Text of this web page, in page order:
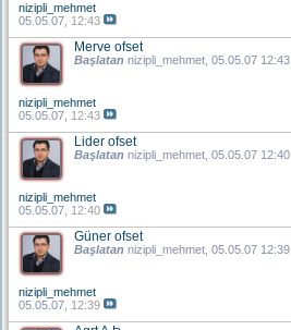
nizipli_mehmet
05.05.07, 12:43
Merve ofset
Başlatan nizipli_mehmet, 05.05.07 12:43
nizipli_mehmet
05.05.07, 12:43
Lider ofset
Başlatan nizipli_mehmet , 05.05.07 12:40
nizipli_mehmet
05.05.07, 12:40
Güner ofset
Başlatan nizipli_mehmet , 05.05.07 12:39
nizipli_mehmet
05.05.07, 12:39